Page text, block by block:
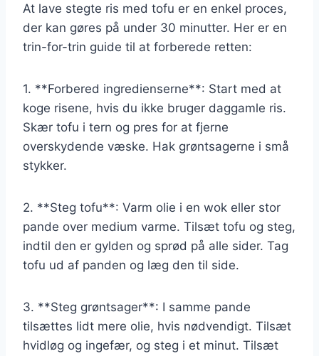
At lave stegte ris med tofu er en enkel proces,
der kan gøres på under 30 minutter. Her er en
trin-for-trin guide til at forberede retten:
1. **Forbered ingredienserne**: Start med at
koge risene, hvis du ikke bruger daggamle ris.
Skær tofu i tern og pres for at fjerne
overskydende væske. Hak grøntsagerne i små
stykker.
2. **Steg tofu**: Varm olie i en wok eller stor
pande over medium varme. Tilsæt tofu og steg,
indtil den er gylden og sprød på alle sider. Tag
tofu ud af panden og læg den til side.
3. **Steg grøntsager**: I samme pande
tilsættes lidt mere olie, hvis nødvendigt. Tilsæt
hvidløg og ingefær, og steg i et minut. Tilsæt